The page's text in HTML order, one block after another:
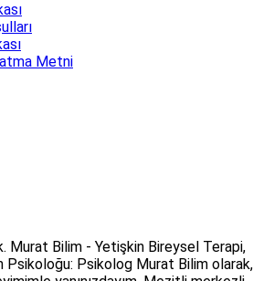
Metni
Murat Bilim - Yetişkin Bireysel Terapi,
Psikoloğu: Psikolog Murat Bilim olarak,